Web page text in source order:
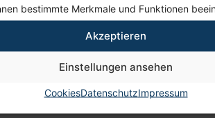
bestimmte Merkmale und Funktionen
Akzeptieren
Einstellungen ansehen
CookiesDatenschutzImpressum